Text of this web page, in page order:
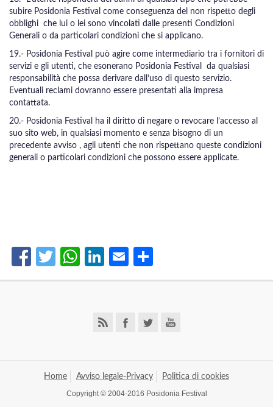
subire Posidonia Festival come conseguenza del non rispetto degli
obblighi che lui o lei sono vincolati dalle presenti Condizioni
Generali o da particolari condizioni che si applicano.
19.- Posidonia Festival può agire come intermediario tra i fornitori di
servizi e gli utenti, che esonerano Posidonia Festival da qualsiasi
responsabilità che possa derivare dall’uso di questo servizio.
Eventuali reclami dovranno essere presentati alla impresa
contattata.
20.- Posidonia Festival ha il diritto di negare o revocare l’accesso al
suo sito web, in qualsiasi momento e senza bisogno di un
precedente avviso , agli utenti che non rispettano queste condizioni
generali o particolari condizioni che possono essere applicate.
Facebook
Twitter
WhatsApp
LinkedIn
Email
Home Avviso legale-Privacy
Politica di cookies
Copyright © 2004-2016 Posidonia Festival